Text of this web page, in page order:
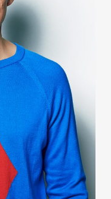
agency. TODOS LOS